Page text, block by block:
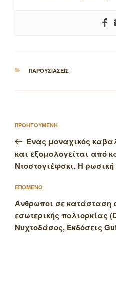
ΚΑΤΗΓΟΡΙΕΣ
ΠΑΡΟΥΣΙΑΣΕΙΣ
άρθρων
Προηγούμενο
άρθρο
ΠΡΟΗΓΟΥΜΕΝΗ
Ένας μοναχικός
και εξομολογείται από
Ντοστογιέφσκι, Η
Επόμενο
άρθρο
ΕΠΟΜΕΝΟ
Άνθρωποι σε κατάσταση
εσωτερικής πολιορκίας
Νυχτοδάσος, Εκδόσεις